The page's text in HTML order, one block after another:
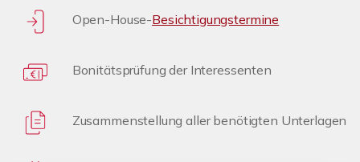
Open-House-Besichtigungstermine
Bonitätsprüfung der Interessenten
Zusammenstellung aller benötigten Unterlagen